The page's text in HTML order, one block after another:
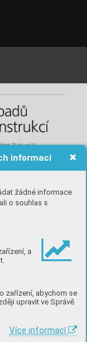
informací
žádné informace
o souhlas s
a
zařízení, abychom se
upravit ve Správě
Více informací